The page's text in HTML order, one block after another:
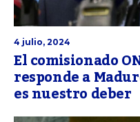
4 julio, 2024
El comisionado
responde a
es nuestro deber